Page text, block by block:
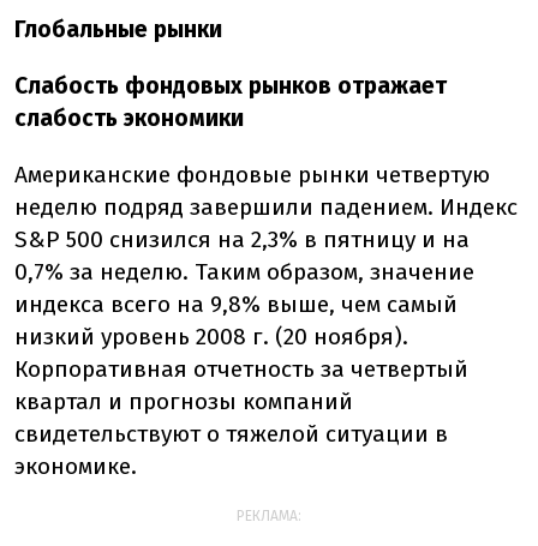
Глобальные рынки
Слабость фондовых рынков отражает
слабость экономики
Американские фондовые рынки четвертую
неделю подряд завершили падением. Индекс
S&P 500 снизился на 2,3% в пятницу и на
0,7% за неделю. Таким образом, значение
индекса всего на 9,8% выше, чем самый
низкий уровень 2008 г. (20 ноября).
Корпоративная отчетность за четвертый
квартал и прогнозы компаний
свидетельствуют о тяжелой ситуации в
экономике.
РЕКЛАМА: